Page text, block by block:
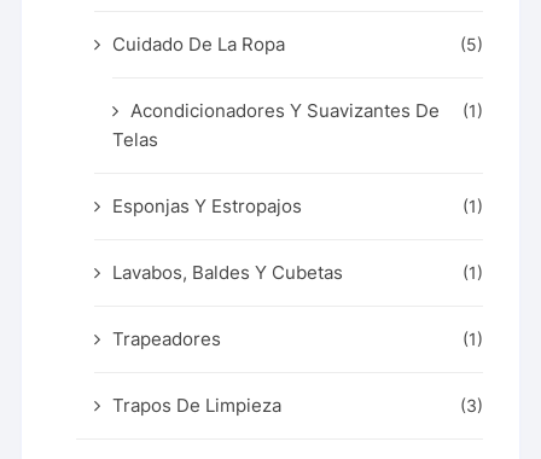
Cuidado De La Ropa (5)
Acondicionadores Y Suavizantes De
Telas
(1)
Esponjas Y Estropajos (1)
Lavabos, Baldes Y Cubetas (1)
Trapeadores (1)
Trapos De Limpieza (3)